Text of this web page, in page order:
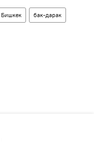
Бишкек бак-дарак